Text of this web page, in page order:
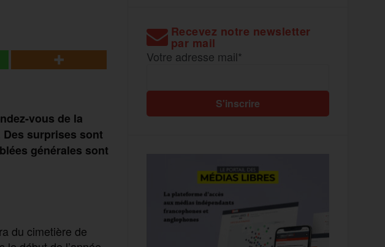
vous de la
Des surprises sont
générales sont
du cimetière de
Recevez notre newsletter
par mail
Votre adresse mail*